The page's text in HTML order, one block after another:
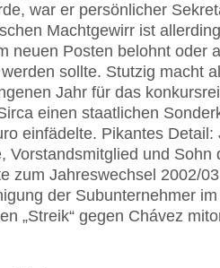
war er persönlicher
Machtgewirr ist
neuen Posten belohnt oder
sollte. Stutzig macht
Jahr für das
einen staatlichen
einfädelte. Pikantes Detail:
Vorstandsmitglied und Sohn
zum Jahreswechsel 2002/
der Subunternehmer im
„Streik“ gegen Chávez